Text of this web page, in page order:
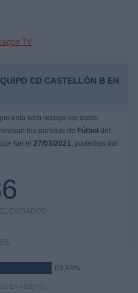
TV
CD CASTELLÓN B EN
esta web recoge los datos
los partidos de Fútbol del
fue el 27/03/2021, podemos dar
69,44%
EN ABIERTO